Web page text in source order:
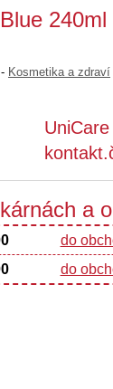
- Kosmetika a zdraví
a
do
do